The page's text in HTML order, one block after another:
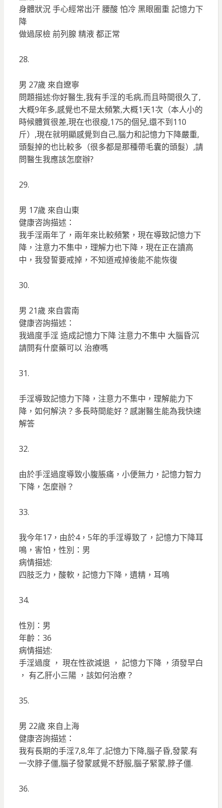
身體狀況 手心經常出汗 腰酸 怕冷 黑眼圈重 記憶力下
降
做過尿檢 前列腺 精液 都正常
28.
男 27歲 來自遼寧
問題描述:你好醫生,我有手淫的毛病,而且時間很久了,
大概9年多,感覺也不是太頻繁,大概1天1次（本人小的
時候體質很差,現在也很瘦,175的個兒,還不到110
斤）,現在就明顯感覺到自己,腦力和記憶力下降嚴重,
頭髮掉的也比較多（很多都是那種帶毛囊的頭髮）,請
問醫生我應該怎麼辦?
29.
男 17歲 來自山東
健康咨詢描述：
我手淫兩年了，兩年來比較頻繁，現在導致記憶力下
降，注意力不集中，理解力也下降，現在正在讀高
中，我發誓要戒掉，不知道戒掉後能不能恢復
30.
男 21歲 來自雲南
健康咨詢描述：
我過度手淫 造成記憶力下降 注意力不集中 大腦昏沉
請問有什麼藥可以 治療嗎
31.
手淫導致記憶力下降，注意力不集中，理解能力下
降，如何解決？多長時間能好？感謝醫生能為我快速
解答
32.
由於手淫過度導致小腹脹痛，小便無力，記憶力智力
下降，怎麼辦？
33.
我今年17，由於4，5年的手淫導致了，記憶力下降耳
鳴，害怕，性別：男
病情描述:
四肢乏力，酸軟，記憶力下降，遺精，耳鳴
34.
性別：男
年齡：36
病情描述:
手淫過度 ， 現在性欲減退 ， 記憶力下降 ，須發早白
， 有乙肝小三陽 ，該如何治療？
35.
男 22歲 來自上海
健康咨詢描述：
我有長期的手淫7,8,年了,記憶力下降,腦子昏,發蒙.有
一次脖子僵,腦子發蒙感覺不舒服,腦子緊蒙,脖子僵.
36.